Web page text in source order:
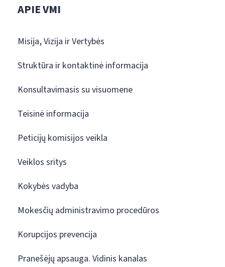
APIE VMI
Misija, Vizija ir Vertybės
Struktūra ir kontaktinė informacija
Konsultavimasis su visuomene
Teisinė informacija
Peticijų komisijos veikla
Veiklos sritys
Kokybės vadyba
Mokesčių administravimo procedūros
Korupcijos prevencija
Pranešėjų apsauga. Vidinis kanalas